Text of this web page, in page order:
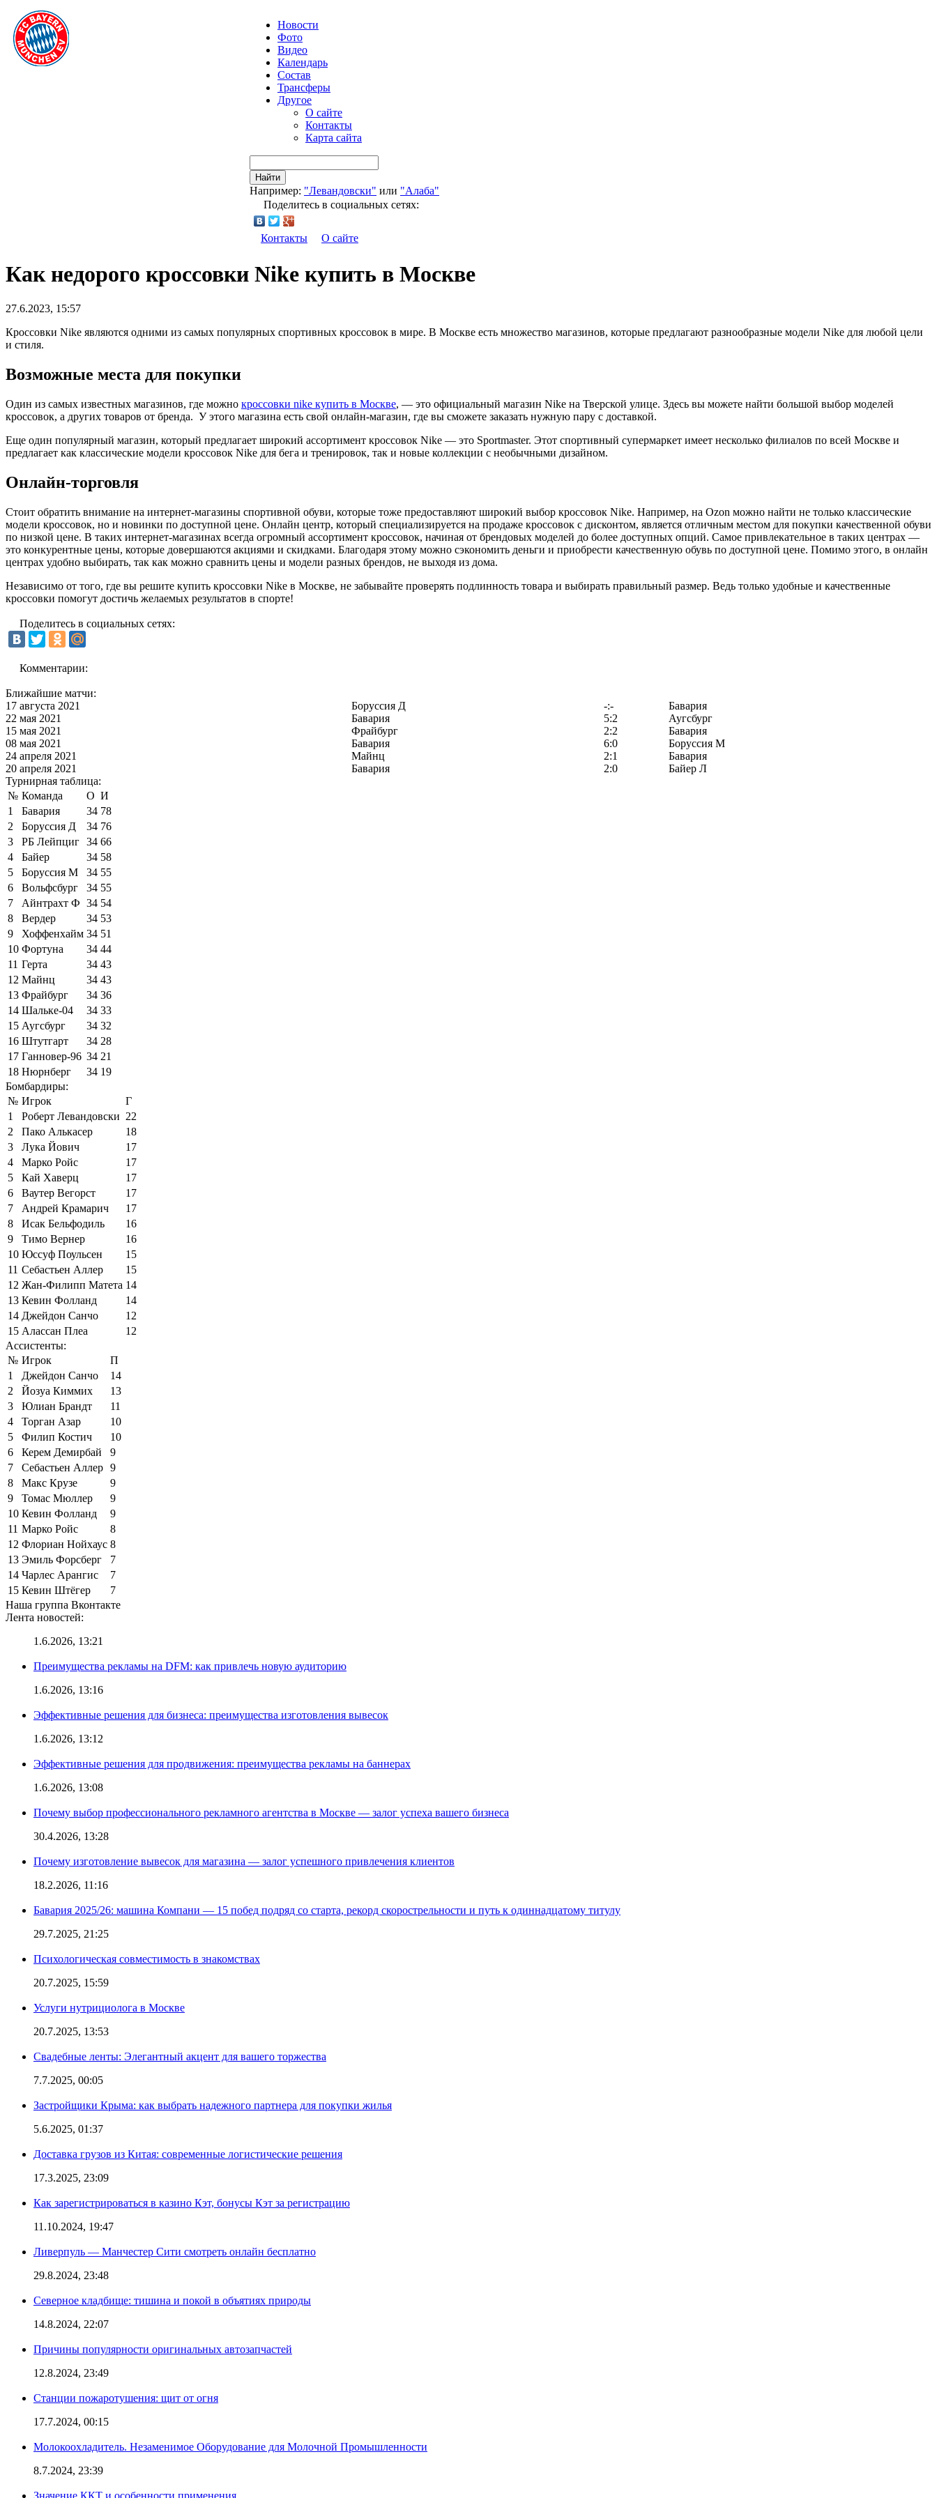
Новости
Фото
Видео
Календарь
Состав
Трансферы
Другое
О сайте
Контакты
Карта сайта
Найти
Например: "Левандовски" или "Алаба"
Поделитесь в социальных сетях:
Контакты О сайте
Как недорого кроссовки Nike купить в Москве
27.6.2023, 15:57
Кроссовки Nike являются одними из самых популярных спортивных кроссовок в мире. В Москве есть множество магазинов, которые предлагают разнообразные модели Nike для любой цели
и стиля.
Возможные места для покупки
Один из самых известных магазинов, где можно кроссовки nike купить в Москве, — это официальный магазин Nike на Тверской улице. Здесь вы можете найти большой выбор моделей
кроссовок, а других товаров от бренда. У этого магазина есть свой онлайн-магазин, где вы сможете заказать нужную пару с доставкой.
Еще один популярный магазин, который предлагает широкий ассортимент кроссовок Nike — это Sportmaster. Этот спортивный супермаркет имеет несколько филиалов по всей Москве и
предлагает как классические модели кроссовок Nike для бега и тренировок, так и новые коллекции с необычными дизайном.
Онлайн-торговля
Стоит обратить внимание на интернет-магазины спортивной обуви, которые тоже предоставляют широкий выбор кроссовок Nike. Например, на Ozon можно найти не только классические
модели кроссовок, но и новинки по доступной цене. Онлайн центр, который специализируется на продаже кроссовок с дисконтом, является отличным местом для покупки качественной обуви
по низкой цене. В таких интернет-магазинах всегда огромный ассортимент кроссовок, начиная от брендовых моделей до более доступных опций. Самое привлекательное в таких центрах —
это конкурентные цены, которые довершаются акциями и скидками. Благодаря этому можно сэкономить деньги и приобрести качественную обувь по доступной цене. Помимо этого, в онлайн
центрах удобно выбирать, так как можно сравнить цены и модели разных брендов, не выходя из дома.
Независимо от того, где вы решите купить кроссовки Nike в Москве, не забывайте проверять подлинность товара и выбирать правильный размер. Ведь только удобные и качественные
кроссовки помогут достичь желаемых результатов в спорте!
Поделитесь в социальных сетях:
Комментарии:
Ближайшие матчи:
17 августа 2021
Боруссия Д -:-
Бавария
22 мая 2021
Бавария 5:2
Аугсбург
15 мая 2021
Фрайбург 2:2
Бавария
08 мая 2021
Бавария 6:0
Боруссия М
24 апреля 2021
Майнц 2:1
Бавария
20 апреля 2021
Бавария 2:0
Байер Л
Турнирная таблица:
№ Команда О И
1
Бавария 34 78
2
Боруссия Д 34 76
3
РБ Лейпциг 34 66
4
Байер 34 58
5
Боруссия М 34 55
6
Вольфсбург 34 55
7
Айнтрахт Ф 34 54
8
Вердер 34 53
9
Хоффенхайм 34 51
10 Фортуна 34 44
11 Герта 34 43
12 Майнц 34 43
13 Фрайбург 34 36
14 Шальке-04 34 33
15 Аугсбург 34 32
16 Штутгарт 34 28
17 Ганновер-96 34 21
18 Нюрнберг 34 19
Бомбардиры:
№ Игрок
Г
1
Роберт Левандовски 22
2
Пако Алькасер
18
3
Лука Йович
17
4
Марко Ройс
17
5
Кай Хаверц
17
6
Ваутер Вегорст
17
7
Андрей Крамарич
17
8
Исак Бельфодиль
16
9
Тимо Вернер
16
10 Юссуф Поульсен
15
11 Себастьен Аллер
15
12 Жан-Филипп Матета 14
13 Кевин Фолланд
14
14 Джейдон Санчо
12
15 Алассан Плеа
12
Ассистенты:
№ Игрок
П
1
Джейдон Санчо
14
2
Йозуа Киммих
13
3
Юлиан Брандт
11
4
Торган Азар
10
5
Филип Костич
10
6
Керем Демирбай
9
7
Себастьен Аллер 9
8
Макс Крузе
9
9
Томас Мюллер
9
10 Кевин Фолланд
9
11 Марко Ройс
8
12 Флориан Нойхаус 8
13 Эмиль Форсберг
7
14 Чарлес Арангис
7
15 Кевин Штёгер
7
Наша группа Вконтакте
Лента новостей:
1.6.2026, 13:21
Преимущества рекламы на DFM: как привлечь новую аудиторию
1.6.2026, 13:16
Эффективные решения для бизнеса: преимущества изготовления вывесок
1.6.2026, 13:12
Эффективные решения для продвижения: преимущества рекламы на баннерах
1.6.2026, 13:08
Почему выбор профессионального рекламного агентства в Москве — залог успеха вашего бизнеса
30.4.2026, 13:28
Почему изготовление вывесок для магазина — залог успешного привлечения клиентов
18.2.2026, 11:16
Бавария 2025/26: машина Компани — 15 побед подряд со старта, рекорд скорострельности и путь к одиннадцатому титулу
29.7.2025, 21:25
Психологическая совместимость в знакомствах
20.7.2025, 15:59
Услуги нутрициолога в Москве
20.7.2025, 13:53
Свадебные ленты: Элегантный акцент для вашего торжества
7.7.2025, 00:05
Застройщики Крыма: как выбрать надежного партнера для покупки жилья
5.6.2025, 01:37
Доставка грузов из Китая: современные логистические решения
17.3.2025, 23:09
Как зарегистрироваться в казино Кэт, бонусы Кэт за регистрацию
11.10.2024, 19:47
Ливерпуль — Манчестер Сити смотреть онлайн бесплатно
29.8.2024, 23:48
Северное кладбище: тишина и покой в объятиях природы
14.8.2024, 22:07
Причины популярности оригинальных автозапчастей
12.8.2024, 23:49
Станции пожаротушения: щит от огня
17.7.2024, 00:15
Молокоохладитель. Незаменимое Оборудование для Молочной Промышленности
8.7.2024, 23:39
Значение ККТ и особенности применения